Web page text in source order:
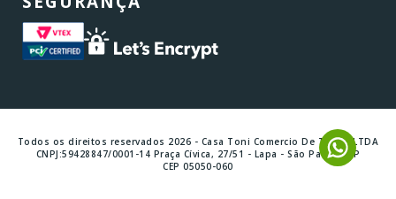
Todos os direitos reservados 2026 - Casa Toni Comercio De Tintas LTDA
CNPJ:59428847/0001-14 Praça Cívica, 27/51 - Lapa - São Paulo - SP
CEP 05050-060